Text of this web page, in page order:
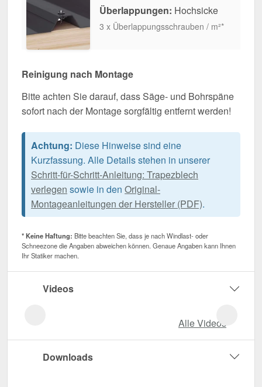
Überlappungen: Hochsicke
3 x Überlappungsschrauben / m²*
Reinigung nach Montage
Bitte achten Sie darauf, dass Säge- und Bohrspäne
sofort nach der Montage sorgfältig entfernt werden!
Achtung: Diese Hinweise sind eine
Kurzfassung. Alle Details stehen in unserer
Schritt-für-Schritt-Anleitung: Trapezblech
verlegen sowie in den Original-
Montageanleitungen der Hersteller (PDF).
* Keine Haftung: Bitte beachten Sie, dass je nach Windlast- oder
Schneezone die Angaben abweichen können. Genaue Angaben kann Ihnen
Ihr Statiker machen.
Videos
Alle Videos
Downloads